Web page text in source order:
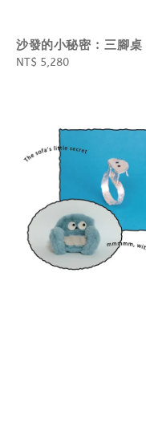
沙發的小秘密 : 三腳桌
Regular
NT$ 5,280